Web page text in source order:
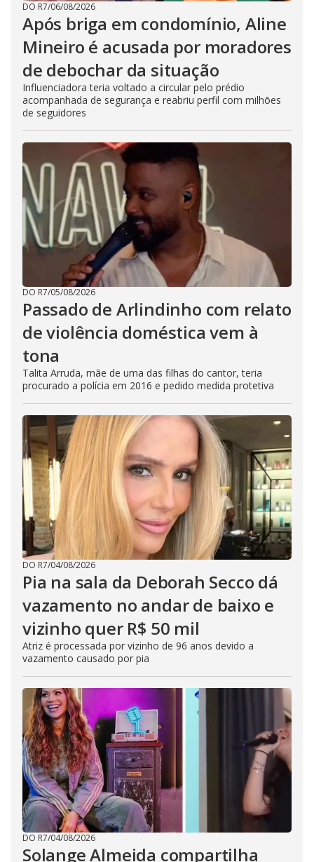
DO R7/06/08/2026
Após briga em condomínio, Aline
Mineiro é acusada por moradores
de debochar da situação
Influenciadora teria voltado a circular pelo prédio
acompanhada de segurança e reabriu perfil com milhões
de seguidores
DO R7/05/08/2026
Passado de Arlindinho com relato
de violência doméstica vem à
tona
Talita Arruda, mãe de uma das filhas do cantor, teria
procurado a polícia em 2016 e pedido medida protetiva
DO R7/04/08/2026
Pia na sala da Deborah Secco dá
vazamento no andar de baixo e
vizinho quer R$ 50 mil
Atriz é processada por vizinho de 96 anos devido a
vazamento causado por pia
DO R7/04/08/2026
Solange Almeida compartilha